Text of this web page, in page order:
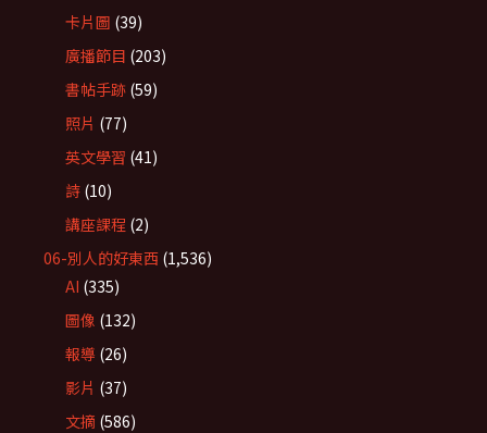
卡片圖 (39)
廣播節目 (203)
書帖手跡 (59)
照片 (77)
英文學習 (41)
詩 (10)
講座課程 (2)
06-別人的好東西 (1,536)
AI (335)
圖像 (132)
報導 (26)
影片 (37)
文摘 (586)